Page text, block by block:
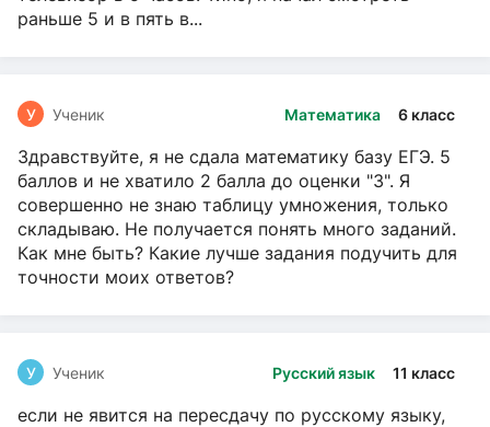
раньше 5 и в пять в...
Математика 6 класс
У Ученик
Здравствуйте, я не сдала математику базу ЕГЭ. 5
баллов и не хватило 2 балла до оценки "3". Я
совершенно не знаю таблицу умножения, только
складываю. Не получается понять много заданий.
Как мне быть? Какие лучше задания подучить для
точности моих ответов?
Русский язык 11 класс
У Ученик
если не явится на пересдачу по русскому языку,